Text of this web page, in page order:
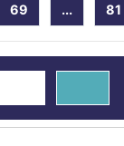
69 ... 81